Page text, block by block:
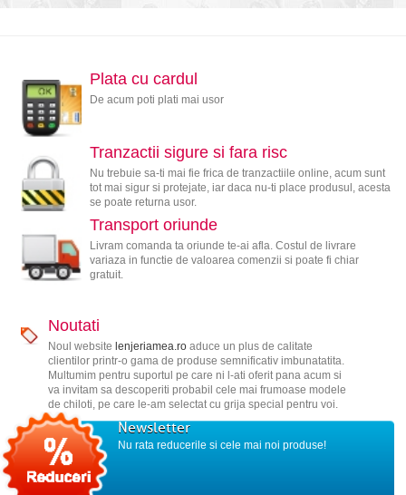
Plata cu cardul
De acum poti plati mai usor
Tranzactii sigure si fara risc
Nu trebuie sa-ti mai fie frica de tranzactiile online, acum sunt
tot mai sigur si protejate, iar daca nu-ti place produsul, acesta
se poate returna usor.
Transport oriunde
Livram comanda ta oriunde te-ai afla. Costul de livrare
variaza in functie de valoarea comenzii si poate fi chiar
gratuit.
Noutati
Noul website lenjeriamea.roaduce un plus de calitate
clientilor printr-o gama de produse semnificativ imbunatatita.
Multumim pentru suportul pe care ni l-ati oferit pana acum si
va invitam sa descoperiti probabil cele mai frumoase modele
de chiloti, pe care le-am selectat cu grija special pentru voi.
Newsletter
Nu rata reducerile si cele mai noi produse!